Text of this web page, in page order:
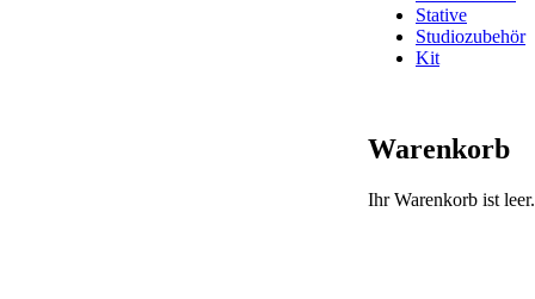
Stative
Studiozubehör
Kit
Warenkorb
Ihr Warenkorb ist leer.